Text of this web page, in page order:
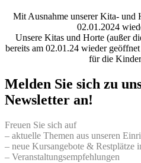
Mit Ausnahme unserer Kita- und
02.01.2024
Unsere Kitas und Horte (außer
bereits am 02.01.24 wieder
für die
Melden Sie sich zu
Newsletter an!
Freuen Sie sich auf
– aktuelle Themen aus unseren
– neue Kursangebote & Restplätze
– Veranstaltungsempfehlungen